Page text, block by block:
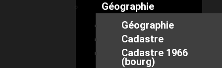
Géographie
Géographie
Cadastre
Cadastre 1966
(bourg)